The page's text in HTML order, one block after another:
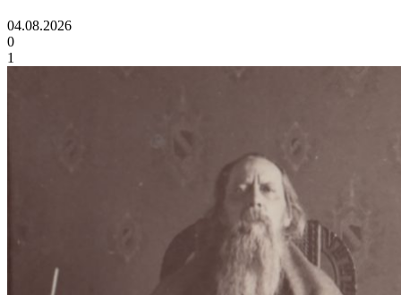
04.08.2026
0
1